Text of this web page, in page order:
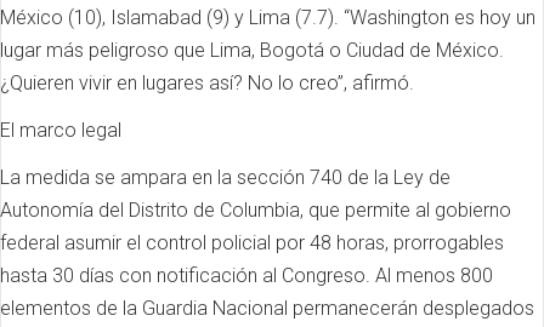
México (10), Islamabad (9) y Lima (7.7). “Washington es hoy un
lugar más peligroso que Lima, Bogotá o Ciudad de México.
¿Quieren vivir en lugares así? No lo creo”, afirmó.
El marco legal
La medida se ampara en la sección 740 de la Ley de
Autonomía del Distrito de Columbia, que permite al gobierno
federal asumir el control policial por 48 horas, prorrogables
hasta 30 días con notificación al Congreso. Al menos 800
elementos de la Guardia Nacional permanecerán desplegados